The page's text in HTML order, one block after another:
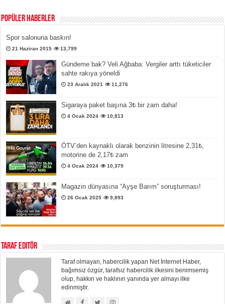
Popüler Haberler
Spor salonuna baskın!
21 Haziran 2015 13,799
Gündeme bak? Veli Ağbaba: Vergiler arttı tüketiciler
sahte rakıya yöneldi
23 Aralık 2021 11,276
Sigaraya paket başına 3₺ bir zam daha!
4 Ocak 2024 10,813
ÖTV’den kaynaklı olarak benzinin litresine 2,31₺,
motorine de 2,17₺ zam
4 Ocak 2024 10,379
Magazin dünyasına “Ayşe Barım” soruşturması!
26 Ocak 2025 9,893
Taraf Editör
Taraf olmayan, habercilik yapan Net İnternet Haber,
bağımsız özgür, tarafsız habercilik ilkesini benimsemiş
olup, hakkın ve haklının yanında yer almayı ilke
edinmiştir.